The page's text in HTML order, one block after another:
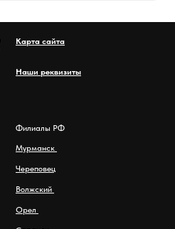
Карта сайта
Наши реквизиты
Филиалы РФ
Мурманск
Череповец
Волжский
Орел